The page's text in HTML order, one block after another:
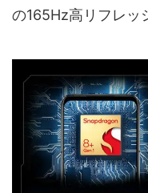
の165Hz高リフレッ